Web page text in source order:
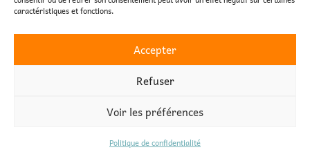
caractéristiques et fonctions.
Accepter
Refuser
Voir les préférences
Politique de confidentialité